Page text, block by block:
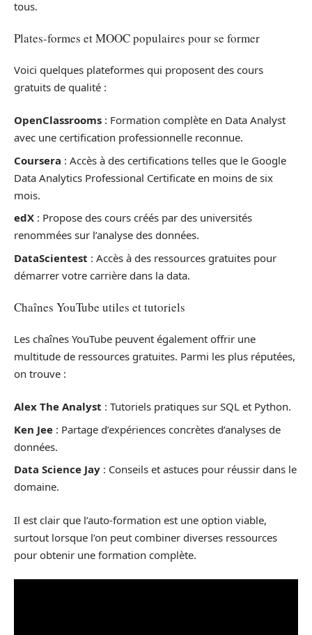
tous.
Plates-formes et MOOC populaires pour se former
Voici quelques plateformes qui proposent des cours
gratuits de qualité :
OpenClassrooms : Formation complète en Data Analyst
avec une certification professionnelle reconnue.
Coursera : Accès à des certifications telles que le Google
Data Analytics Professional Certificate en moins de six
mois.
edX : Propose des cours créés par des universités
renommées sur l’analyse des données.
DataScientest : Accès à des ressources gratuites pour
démarrer votre carrière dans la data.
Chaînes YouTube utiles et tutoriels
Les chaînes YouTube peuvent également offrir une
multitude de ressources gratuites. Parmi les plus réputées,
on trouve :
Alex The Analyst : Tutoriels pratiques sur SQL et Python.
Ken Jee : Partage d’expériences concrètes d’analyses de
données.
Data Science Jay : Conseils et astuces pour réussir dans le
domaine.
Il est clair que l’auto-formation est une option viable,
surtout lorsque l’on peut combiner diverses ressources
pour obtenir une formation complète.